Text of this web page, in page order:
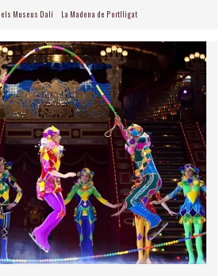
Museus Dalí La Madona de Portlligat